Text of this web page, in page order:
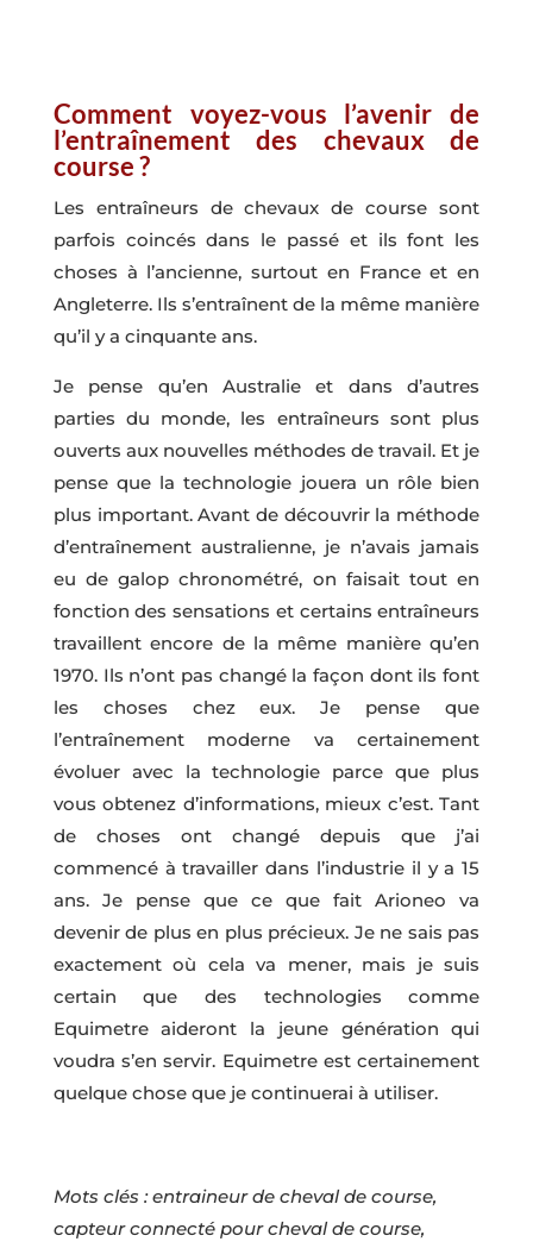
Comment voyez-vous l’avenir de
l’entraînement des chevaux de
course ?
Les entraîneurs de chevaux de course sont
parfois coincés dans le passé et ils font les
choses à l’ancienne, surtout en France et en
Angleterre. Ils s’entraînent de la même manière
qu’il y a cinquante ans.
Je pense qu’en Australie et dans d’autres
parties du monde, les entraîneurs sont plus
ouverts aux nouvelles méthodes de travail. Et je
pense que la technologie jouera un rôle bien
plus important. Avant de découvrir la méthode
d’entraînement australienne, je n’avais jamais
eu de galop chronométré, on faisait tout en
fonction des sensations et certains entraîneurs
travaillent encore de la même manière qu’en
1970. Ils n’ont pas changé la façon dont ils font
les choses chez eux. Je pense que
l’entraînement moderne va certainement
évoluer avec la technologie parce que plus
vous obtenez d’informations, mieux c’est. Tant
de choses ont changé depuis que j’ai
commencé à travailler dans l’industrie il y a 15
ans. Je pense que ce que fait Arioneo va
devenir de plus en plus précieux. Je ne sais pas
exactement où cela va mener, mais je suis
certain que des technologies comme
Equimetre aideront la jeune génération qui
voudra s’en servir. Equimetre est certainement
quelque chose que je continuerai à utiliser.
Mots clés : entraineur de cheval de course,
capteur connecté pour cheval de course,